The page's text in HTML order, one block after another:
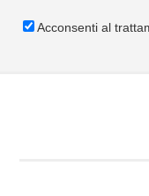
Acconsenti al